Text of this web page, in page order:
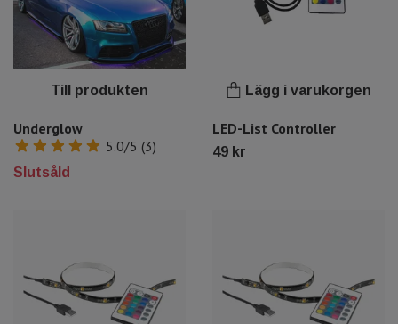
Till produkten
Underglow
5.0/5 (3)
Slutsåld
Lägg i varukorgen
LED-List Controller
49 kr